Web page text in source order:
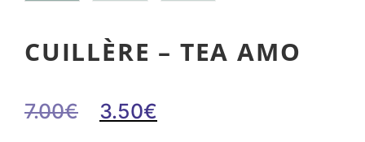
CUILLÈRE – TEA AMO
7.00€ 3.50€